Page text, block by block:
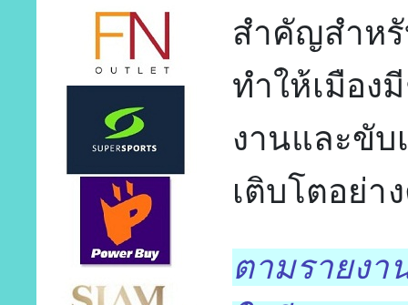
สำคัญสำหรั
ทำให้เมือง
งานและขับ
เติบโตอย่า
ตามรายง